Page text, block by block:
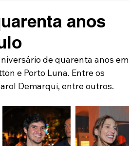
anos
de quarenta anos em
e Porto Luna. Entre os
Demarqui, entre outros.